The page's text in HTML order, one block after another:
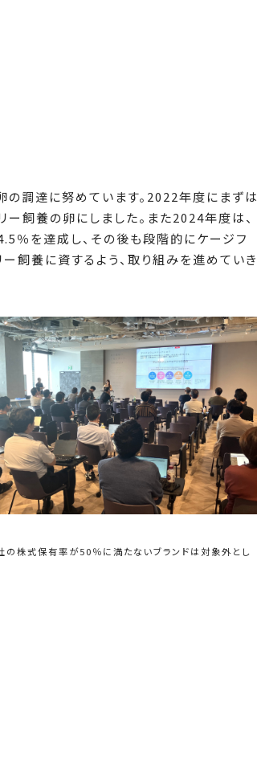
調達に努めています。2022年度にまずは
飼養の卵にしました。また2024年度は、
％を達成し、その後も段階的にケージフ
飼養に資するよう、取り組みを進めていき
の株式保有率が50％に満たないブランドは対象外とし